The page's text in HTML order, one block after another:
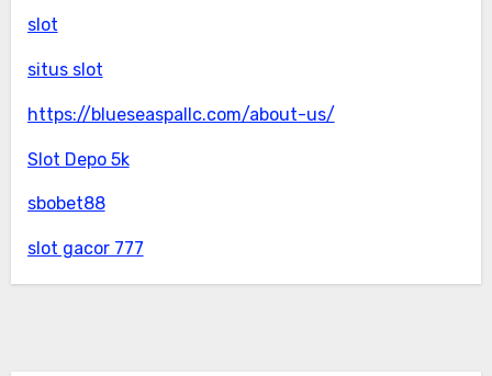
slot
situs slot
https://blueseaspallc.com/about-us/
Slot Depo 5k
sbobet88
slot gacor 777